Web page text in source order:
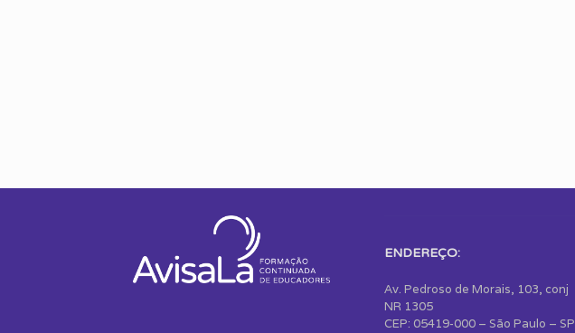
ENDEREÇO:
Av. Pedroso de Morais, 103, conj
NR 1305
CEP: 05419-000 – São Paulo – SP